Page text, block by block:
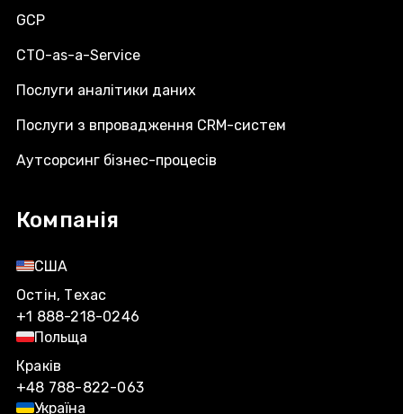
GCP
CTO-as-a-Service
Послуги аналітики даних
Послуги з впровадження CRM-систем
Аутсорсинг бізнес-процесів
Компанія
США
Остін, Техас
+1 888-218-0246
Польща
Краків
+48 788-822-063
Україна